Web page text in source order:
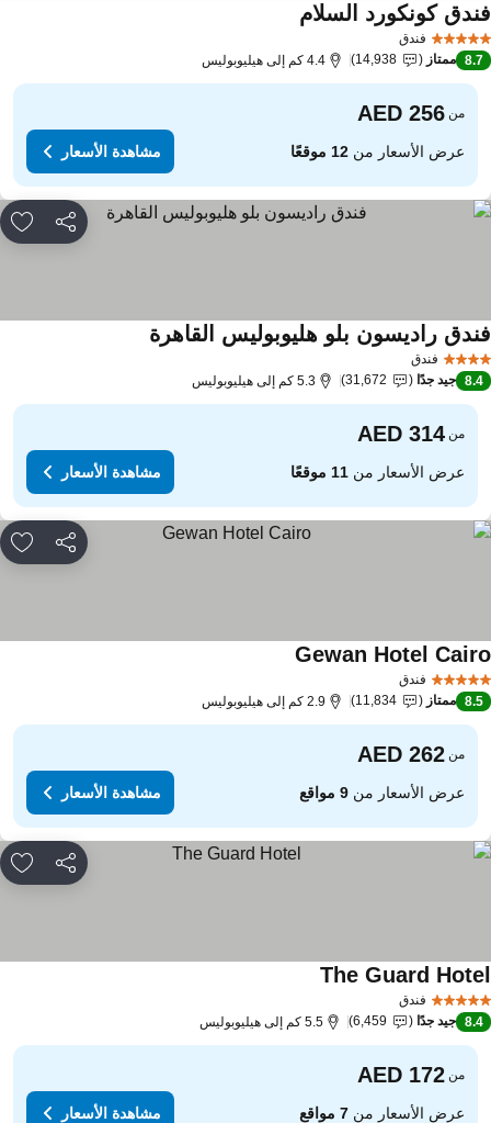
فندق
كونكورد السلام
8.7 ممتاز 14,938 4.4 كم إلى هيليوبوليس
من
عرض الأسعار من12 موقعًا مشاهدة الأسعار
مشاركة
فندق
راديسون بلو هليوبوليس القاهرة
8.4 جيد جدًا 31,672 5.3 كم إلى هيليوبوليس
من
عرض الأسعار من11 موقعًا مشاهدة الأسعار
مشاركة
فندق
Gewan Hotel
8.5 ممتاز 11,834 2.9 كم إلى هيليوبوليس
من
عرض الأسعار من9 مواقع مشاهدة الأسعار
مشاركة
فندق
The Guard
8.4 جيد جدًا 6,459 5.5 كم إلى هيليوبوليس
من
عرض الأسعار من7 مواقع مشاهدة الأسعار